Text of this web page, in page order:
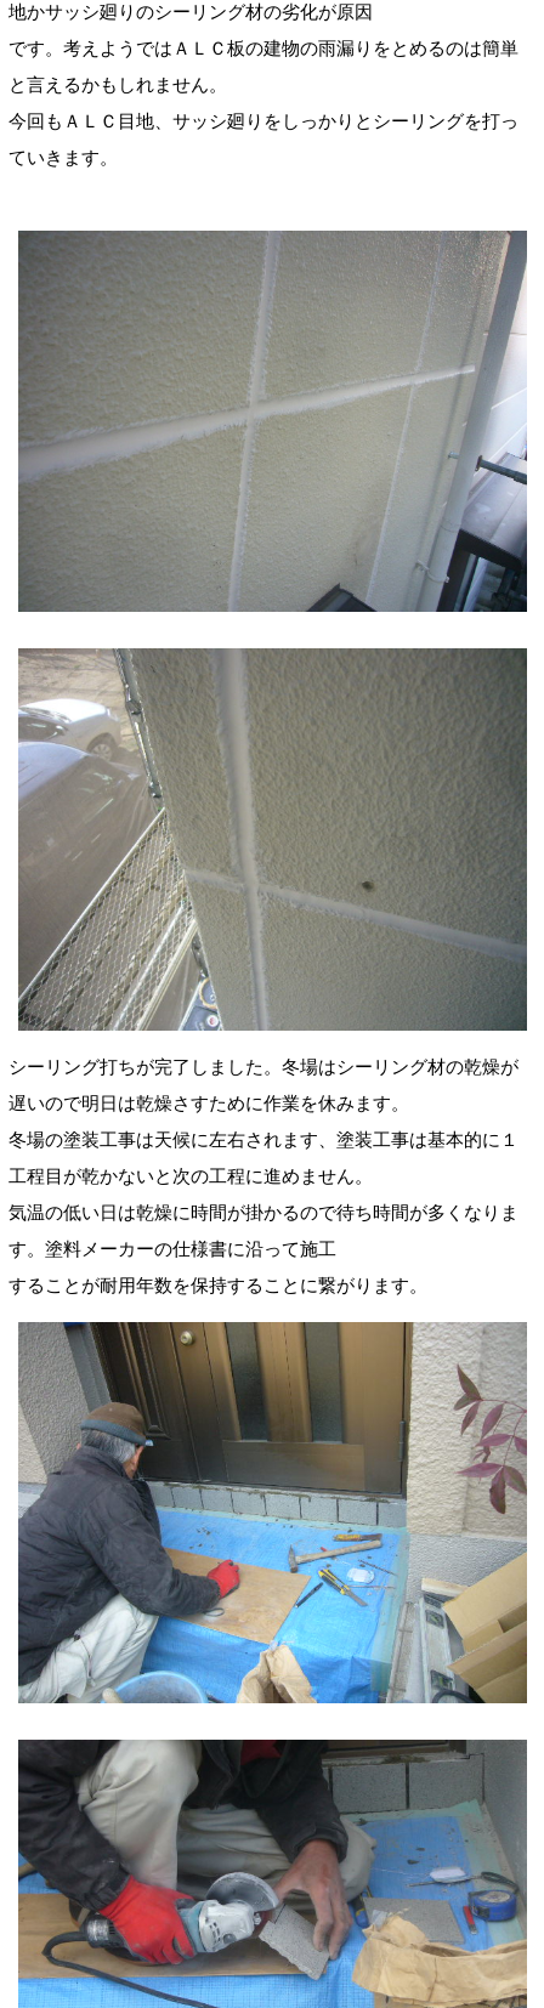
地かサッシ廻りのシーリング材の劣化が原因
です。考えようではＡＬＣ板の建物の雨漏りをとめるのは簡単
と言えるかもしれません。
今回もＡＬＣ目地、サッシ廻りをしっかりとシーリングを打っ
ていきます。
シーリング打ちが完了しました。冬場はシーリング材の乾燥が
遅いので明日は乾燥さすために作業を休みます。
冬場の塗装工事は天候に左右されます、塗装工事は基本的に１
工程目が乾かないと次の工程に進めません。
気温の低い日は乾燥に時間が掛かるので待ち時間が多くなりま
す。塗料メーカーの仕様書に沿って施工
することが耐用年数を保持することに繋がります。